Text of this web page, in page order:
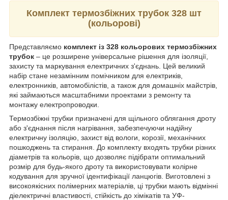
Комплект термозбіжних трубок 328 шт
(кольорові)
Представляємо комплект із 328 кольорових термозбіжних
трубок – це розширене універсальне рішення для ізоляції,
захисту та маркування електричних з'єднань. Цей великий
набір стане незамінним помічником для електриків,
електронників, автомобілістів, а також для домашніх майстрів,
які займаються масштабними проектами з ремонту та
монтажу електропроводки.
Термозбіжні трубки призначені для щільного облягання дроту
або з'єднання після нагрівання, забезпечуючи надійну
електричну ізоляцію, захист від вологи, корозії, механічних
пошкоджень та стирання. До комплекту входять трубки різних
діаметрів та кольорів, що дозволяє підібрати оптимальний
розмір для будь-якого дроту та використовувати колірне
кодування для зручної ідентифікації ланцюгів. Виготовлені з
високоякісних полімерних матеріалів, ці трубки мають відмінні
діелектричні властивості, стійкість до хімікатів та УФ-